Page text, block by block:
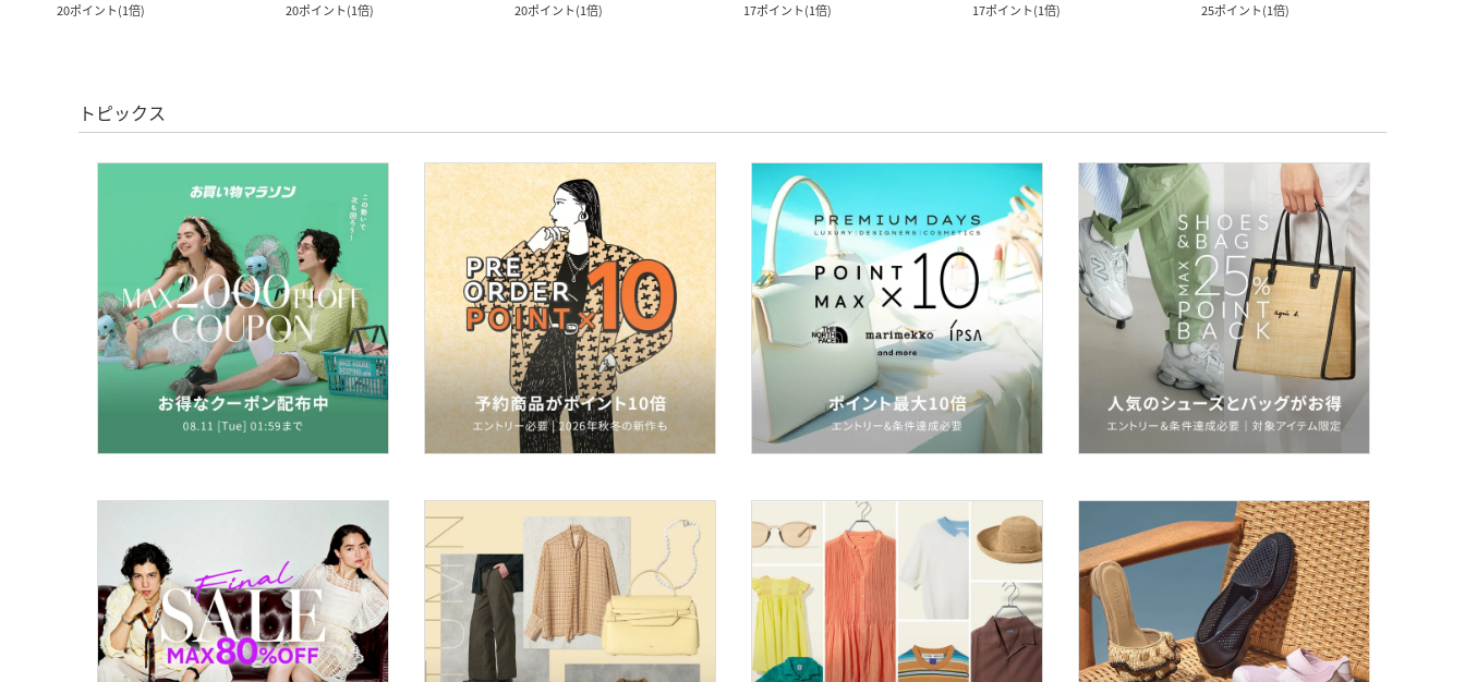
20ポイント(1倍)
20ポイント(1倍)
20ポイント(1倍)
17ポイント(1倍)
17ポイント(1倍)
25ポイント(1倍)
トピックス